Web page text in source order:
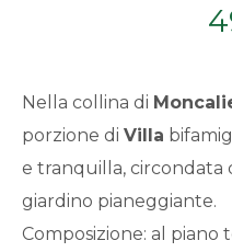
Nella collina di
porzione diVilla
e tranquilla, circondata
giardino pianeggiante.
Composizione: al piano
3
4
5